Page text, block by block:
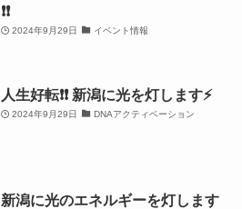
❗️❗️
2024年9月29日 イベント情報
人生好転❗️❗️ 新潟に光を灯します⚡️
2024年9月29日 DNAアクティベーション
新潟に光のエネルギーを灯します